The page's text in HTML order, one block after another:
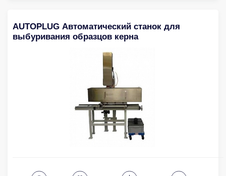
AUTOPLUG Автоматический станок для
выбуривания образцов керна